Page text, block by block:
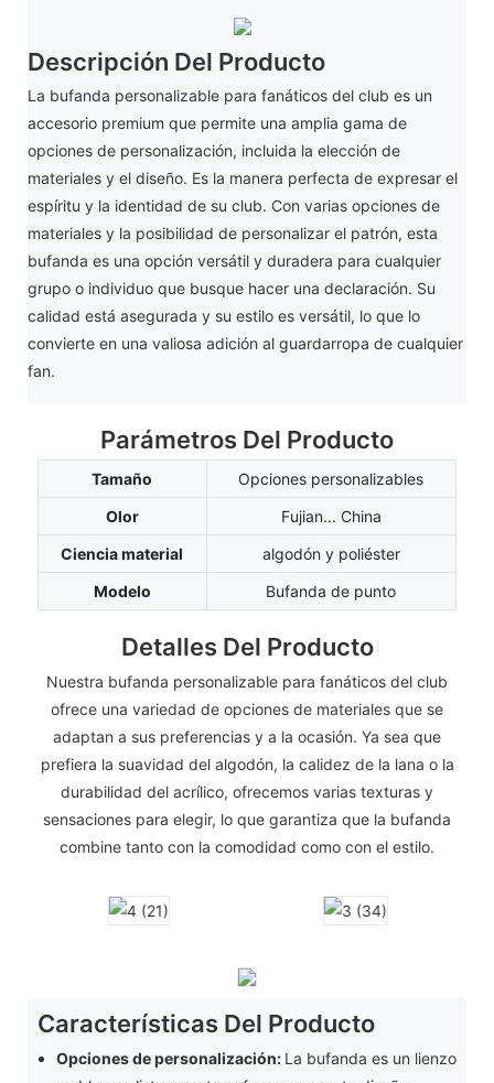
Descripción Del Producto
La bufanda personalizable para fanáticos del club es un
accesorio premium que permite una amplia gama de
opciones de personalización, incluida la elección de
materiales y el diseño. Es la manera perfecta de expresar el
espíritu y la identidad de su club. Con varias opciones de
materiales y la posibilidad de personalizar el patrón, esta
bufanda es una opción versátil y duradera para cualquier
grupo o individuo que busque hacer una declaración. Su
calidad está asegurada y su estilo es versátil, lo que lo
convierte en una valiosa adición al guardarropa de cualquier
fan.
Parámetros Del Producto
Tamaño
Opciones personalizables
Olor
Fujian... China
Ciencia material
algodón y poliéster
Modelo
Bufanda de punto
Detalles Del Producto
Nuestra bufanda personalizable para fanáticos del club
ofrece una variedad de opciones de materiales que se
adaptan a sus preferencias y a la ocasión. Ya sea que
prefiera la suavidad del algodón, la calidez de la lana o la
durabilidad del acrílico, ofrecemos varias texturas y
sensaciones para elegir, lo que garantiza que la bufanda
combine tanto con la comodidad como con el estilo.
Características Del Producto
Opciones de personalización: La bufanda es un lienzo